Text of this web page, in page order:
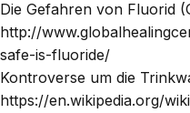
Die Gefahren von Fluorid
http://
safe-is-fluoride/
Kontroverse um die
https://en.wikipedia.org/